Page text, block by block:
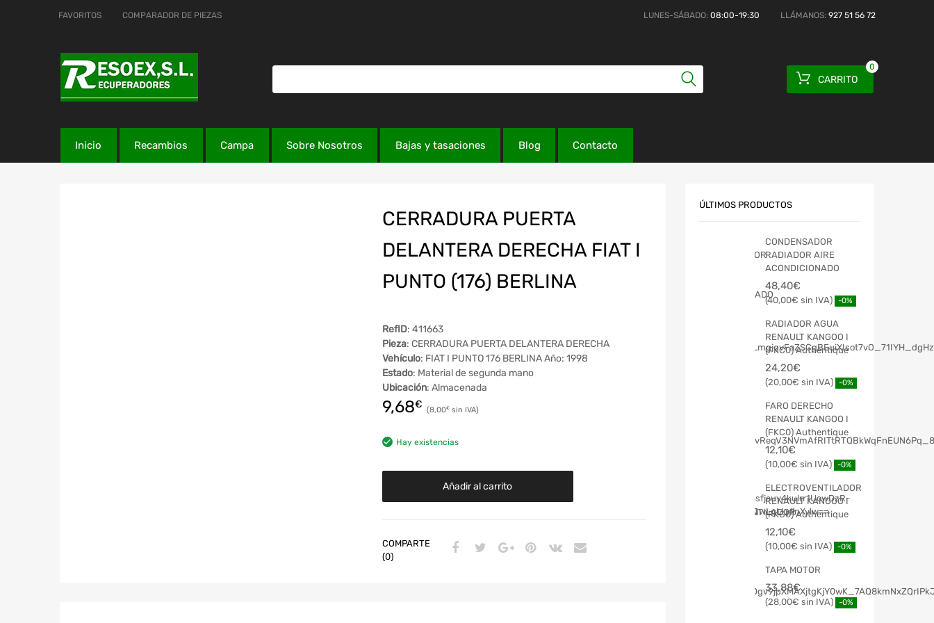
FAVORITOS COMPARADOR DE PIEZAS LUNES-SÁBADO: 08:00-19:30 LLÁMANOS: 927 51 56 72
CARRITO
0
Inicio Recambios Campa Sobre Nosotros Bajas y tasaciones Blog Contacto
CERRADURA PUERTA
DELANTERA DERECHA FIAT I
PUNTO (176) BERLINA
RefID: 411663
Pieza: CERRADURA PUERTA DELANTERA DERECHA
Vehículo: FIAT I PUNTO 176 BERLINA Año: 1998
Estado: Material de segunda mano
Ubicación: Almacenada
9,68€ 8,00€
Hay existencias
Añadir al carrito
COMPARTE
(0)
ÚLTIMOS PRODUCTOS
CONDENSADOR
RADIADOR AIRE
ACONDICIONADO
48,40€
40,00€ -0%
RADIADOR AGUA
RENAULT KANGOO I
(FKC0) Authentique
24,20€
20,00€ -0%
FARO DERECHO
RENAULT KANGOO I
(FKC0) Authentique
12,10€
10,00€ -0%
ELECTROVENTILADOR
RENAULT KANGOO I
(FKC0) Authentique
12,10€
10,00€ -0%
TAPA MOTOR
33,88€
28,00€ -0%